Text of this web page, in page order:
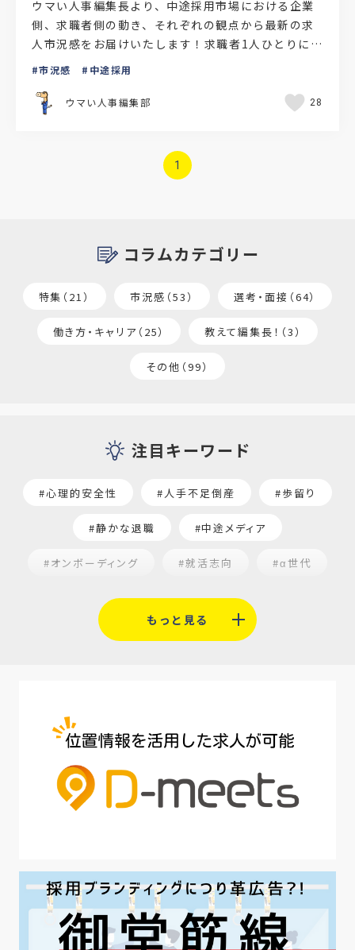
ウマい人事編集長より、中途採用市場における企業
側、求職者側の動き、それぞれの観点から最新の求
人市況感をお届けいたします！求職者1人ひとりに対
する細やかな対応に注力を厚生労働省が令和7年1月
市況感 中途採用
ウマい人事編集部 28
1
コラムカテゴリー
特集（21） 市況感（53） 選考・面接（64）
働き方・キャリア（25） 教えて編集長！（3）
その他（99）
注目キーワード
#心理的安全性 #人手不足倒産 #歩留り
#静かな退職 #中途メディア
#オンボーディング #就活志向 #α世代
#平均採用単価
#人材定着 #AI面接
#魅力の伝え方 #求職者 #27卒
#採用オウンドメディア #業種別
#採用ピッチ資料 #28卒 #ロールモデル
#第二新卒 #採用の効率化
#AI活用 #職場カルチャーギャップ
#早期退職 #ハラスメント
もっと見る